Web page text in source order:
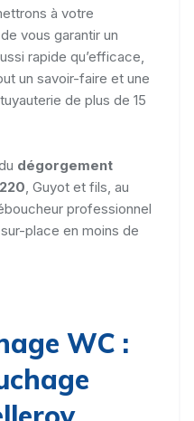
à votre
vous garantir un
rapide qu’efficace,
un savoir-faire et une
de plus de 15
dégorgement
, Guyot et fils, au
professionnel
place en moins de
WC :